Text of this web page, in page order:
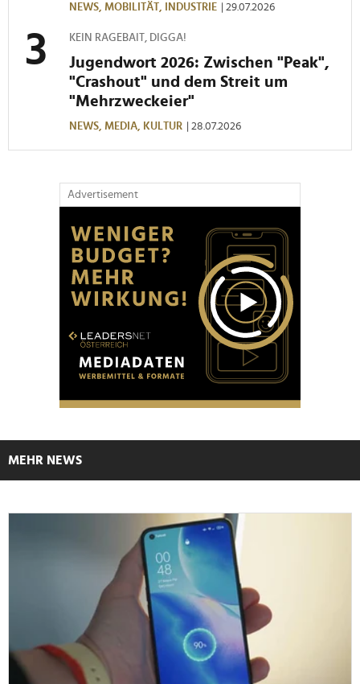
NEWS, MOBILITÄT, INDUSTRIE | 29.07.2026
KEIN RAGEBAIT, DIGGA!
Jugendwort 2026: Zwischen "Peak",
"Crashout" und dem Streit um
"Mehrzweckeier"
NEWS, MEDIA, KULTUR | 28.07.2026
Advertisement
MEHR NEWS